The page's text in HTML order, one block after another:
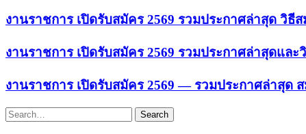
งานราชการ เปิดรับสมัคร 2569 รวมประกาศล่าสุด วิธี
งานราชการ เปิดรับสมัคร 2569 รวมประกาศล่าสุดแล
งานราชการ เปิดรับสมัคร 2569 — รวมประกาศล่าสุด
Search